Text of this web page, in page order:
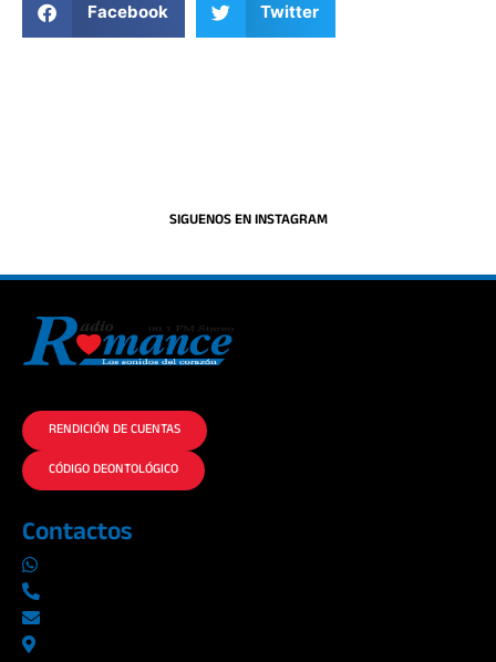
Facebook Twitter
SIGUENOS EN INSTAGRAM
RENDICIÓN DE CUENTAS
CÓDIGO DEONTOLÓGICO
Contactos